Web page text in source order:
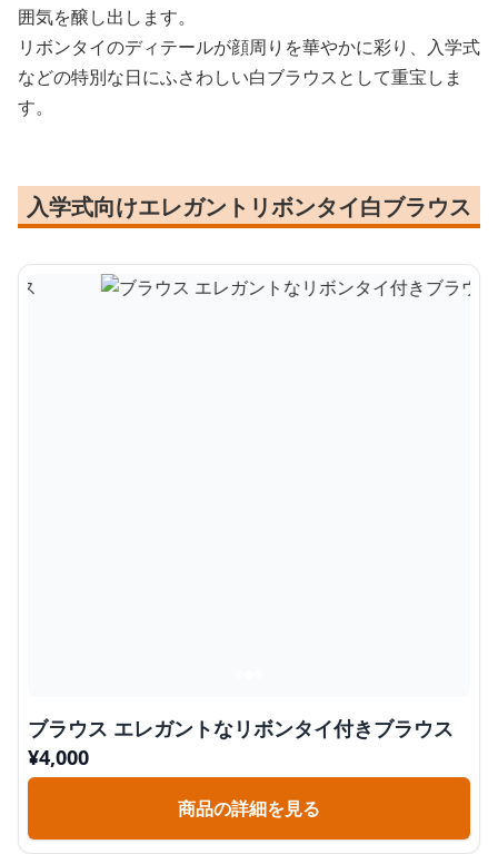
囲気を醸し出します。
リボンタイのディテールが顔周りを華やかに彩り、入学式
などの特別な日にふさわしい白ブラウスとして重宝しま
す。
入学式向けエレガントリボンタイ白ブラウス
ブラウス エレガントなリボンタイ付きブラウス
¥4,000
商品の詳細を見る